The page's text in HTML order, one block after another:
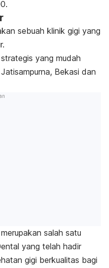
sebuah klinik gigi yang
yang mudah
Bekasi dan
salah satu
yang telah hadir
gigi berkualitas bagi